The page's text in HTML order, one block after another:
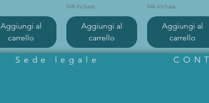
Aggiungi al
carrello
IVA inclusa
Aggiungi al
carrello
IVA inclusa
Aggiungi al
carrello
Sede legale